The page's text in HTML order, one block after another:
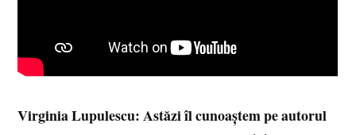
Virginia Lupulescu: Astăzi îl cunoaștem pe autorul